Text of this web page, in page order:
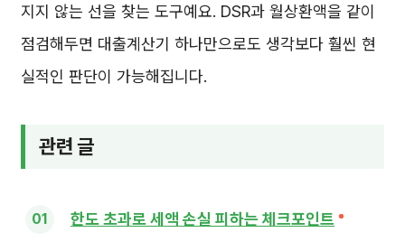
지지 않는 선을 찾는 도구예요. DSR과 월상환액을 같이
점검해두면 대출계산기 하나만으로도 생각보다 훨씬 현
실적인 판단이 가능해집니다.
관련 글
한도 초과로 세액 손실 피하는 체크포인트